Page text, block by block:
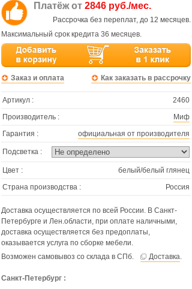
Платёж от 2846 руб./мес.
Рассрочка без переплат, до 12 месяцев.
Максимальный срок кредита 36 месяцев.
Заказ и оплата Как заказать в рассрочку
Артикул :
2460
Производитель :
Миф
Гарантия :
официальная от производителя
Подсветка :
Цвет :
белый/белый глянец
Страна производства :
Россия
Доставка осуществляется по всей России. В Санкт-
Петербурге и Лен.области, при оплате наличными,
доставка осуществляется без предоплаты,
оказывается услуга по сборке мебели.
Возможен самовывоз со склада в СПб.
Доставка.
Санкт-Петербург :